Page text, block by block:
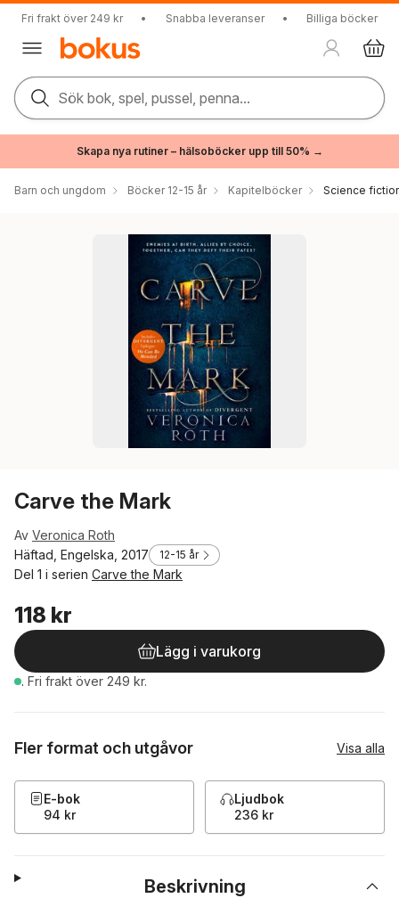
Fri frakt över 249 kr • Snabba leveranser • Billiga böcker
Sök bok, spel, pussel, penna...
Skapa nya rutiner – hälsoböcker upp till 50% →
Barn och ungdom Böcker 12-15 år Kapitelböcker Science
Carve the Mark
Av Veronica Roth
Häftad, Engelska, 2017
12-15 år
Del 1 i serien Carve the Mark
118 kr
Lägg i varukorg
. Fri frakt över 249 kr.
Fler format och utgåvor Visa alla
E-bok
94 kr
Ljudbok
236 kr
Beskrivning